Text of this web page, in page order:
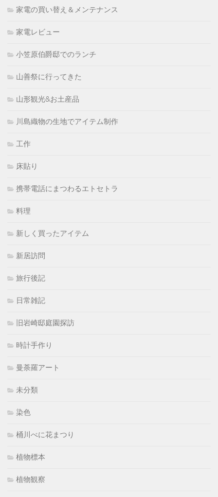
家電の買い替え＆メンテナンス
家電レビュー
小笠原伯爵邸でのランチ
山善祭に行ってきた
山形観光&お土産品
川島織物の生地でアイテム制作
工作
床貼り
携帯電話にまつわるエトセトラ
料理
新しく買ったアイテム
新居訪問
旅行後記
日常雑記
旧岩崎邸庭園探訪
時計手作り
曼荼羅アート
未分類
染色
桶川べに花まつり
植物標本
植物観察